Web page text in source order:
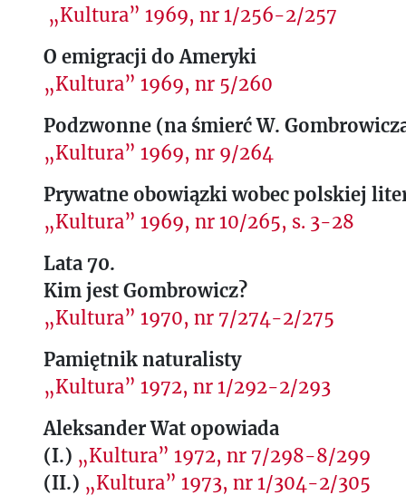
„Kultura” 1969, nr 1/256-2/257
O emigracji do Ameryki
„Kultura” 1969, nr 5/260
Podzwonne (na śmierć W.
„Kultura” 1969, nr 9/264
Prywatne obowiązki wobec polskiej
„Kultura” 1969, nr 10/265, s. 3-28
Lata 70.
Kim jest Gombrowicz?
„Kultura” 1970, nr 7/274-2/275
Pamiętnik naturalisty
„Kultura” 1972, nr 1/292-2/293
Aleksander Wat opowiada
(I.) „Kultura” 1972, nr 7/298-8/299
(II.) „Kultura” 1973, nr 1/304-2/305